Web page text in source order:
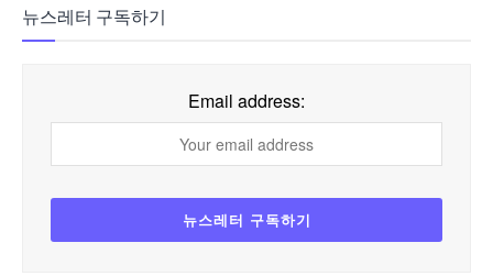
뉴스레터 구독하기
Email address: